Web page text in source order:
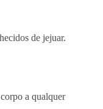
de jejuar.
a qualquer